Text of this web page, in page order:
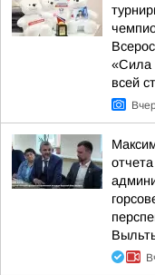
«Сила
всей